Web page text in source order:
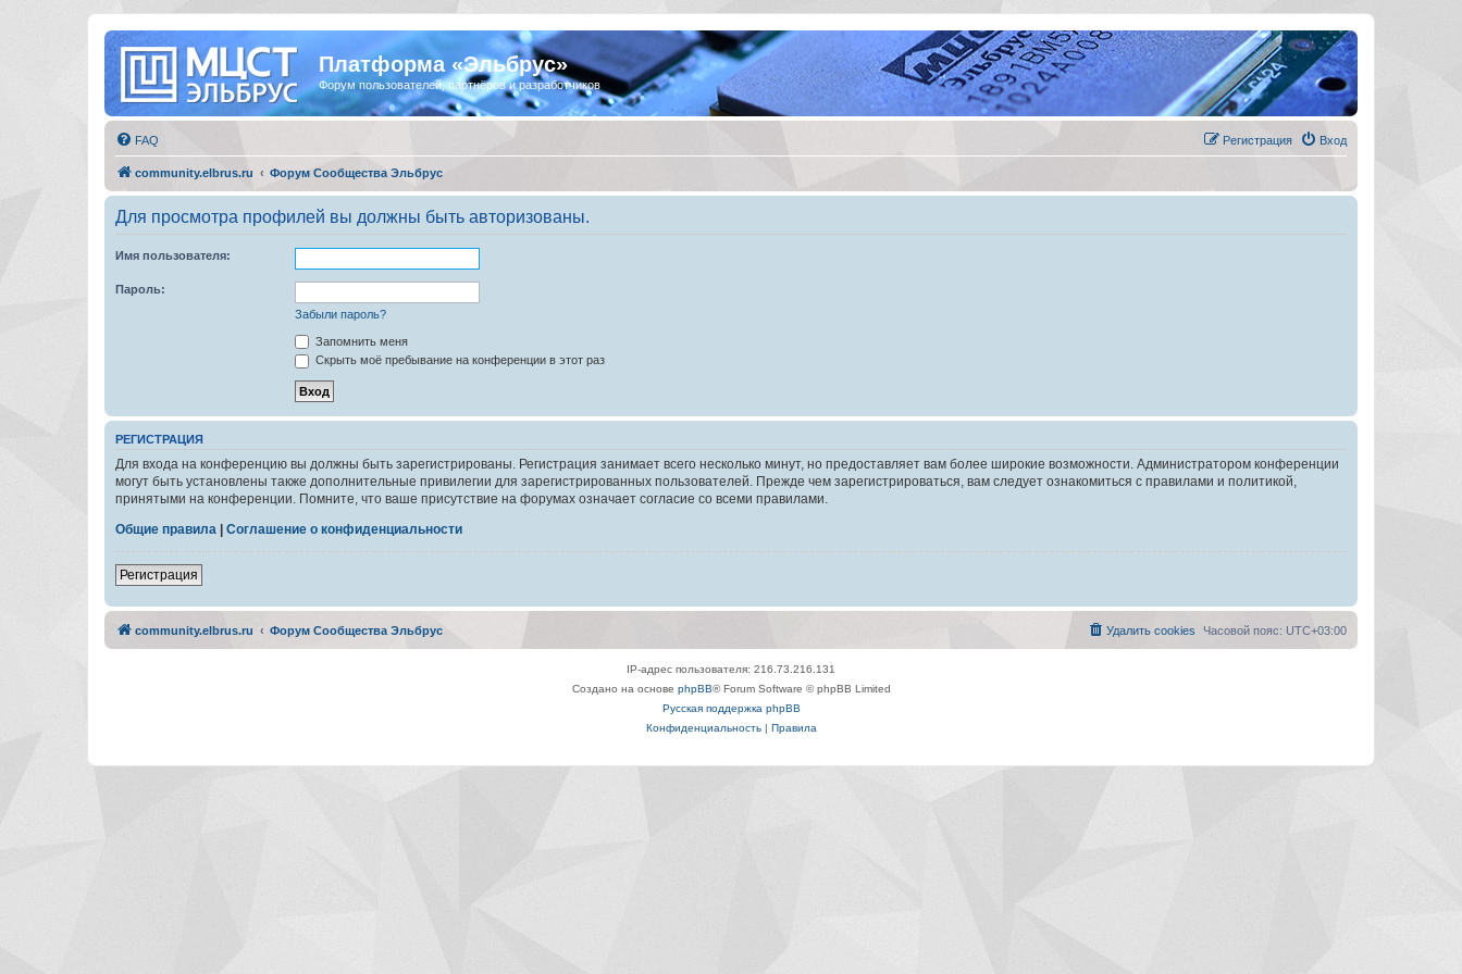
Платформа «Эльбрус»
Форум пользователей, партнёров и разработчиков
FAQ Вход
Регистрация
community.elbrus.ru Форум Сообщества Эльбрус
Для просмотра профилей вы должны быть авторизованы.
Имя пользователя:
Пароль:
Забыли пароль?
Запомнить меня
Скрыть моё пребывание на конференции в этот раз
РЕГИСТРАЦИЯ
Для входа на конференцию вы должны быть зарегистрированы. Регистрация занимает всего несколько минут, но предоставляет вам более широкие возможности. Администратором конференции
могут быть установлены также дополнительные привилегии для зарегистрированных пользователей. Прежде чем зарегистрироваться, вам следует ознакомиться с правилами и политикой,
принятыми на конференции. Помните, что ваше присутствие на форумах означает согласие со всеми правилами.
Общие правила
Соглашение о конфиденциальности
Регистрация
community.elbrus.ru Форум Сообщества Эльбрус Часовой пояс: UTC+03:00
Удалить cookies
IP-адрес пользователя: 216.73.216.131
Создано на основе phpBB® Forum Software © phpBB Limited
Русская поддержка phpBB
Конфиденциальность| Правила